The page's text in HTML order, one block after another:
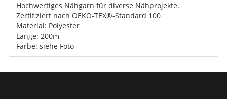
Hochwertiges Nähgarn für diverse Nähprojekte.
Zertifiziert nach OEKO-TEX®-Standard 100
Material: Polyester
Länge: 200m
Farbe: siehe Foto